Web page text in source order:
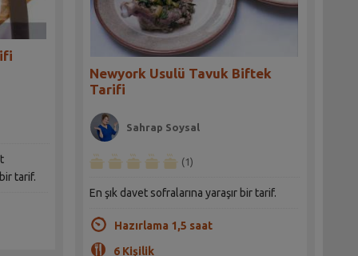
tarif.
Newyork Usulü Tavuk Biftek
Tarifi
Sahrap Soysal
(1)
En şık davet sofralarına yaraşır bir tarif.
Hazırlama 1,5 saat
6 Kişilik